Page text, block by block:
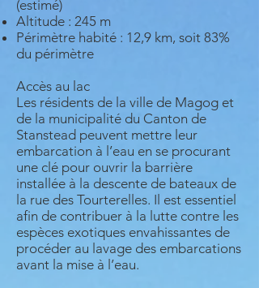
(estimé)
Altitude : 245 m
Périmètre habité : 12,9 km, soit 83%
du périmètre
Accès au lac
Les résidents de la ville de Magog et
de la municipalité du Canton de
Stanstead peuvent mettre leur
embarcation à l’eau en se procurant
une clé pour ouvrir la barrière
installée à la descente de bateaux de
la rue des Tourterelles. Il est essentiel
afin de contribuer à la lutte contre les
espèces exotiques envahissantes de
procéder au lavage des embarcations
avant la mise à l’eau.